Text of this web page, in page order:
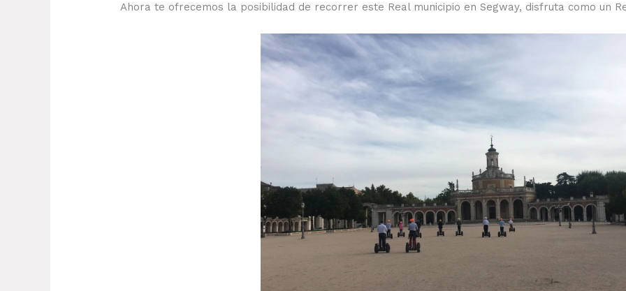
Ahora te ofrecemos la posibilidad de recorrer este Real municipio en Segway, disfruta como un